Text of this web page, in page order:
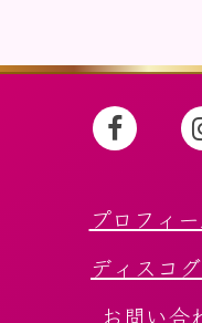
プロフィ
ディスコ
お問い合